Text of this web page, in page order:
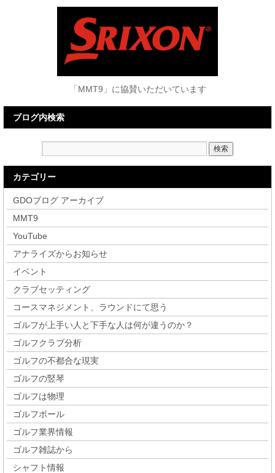
「MMT9」に協賛いただいています
ブログ内検索
カテゴリー
GDOブログ アーカイブ
MMT9
YouTube
アナライズからお知らせ
イベント
クラブセッティング
コースマネジメント、ラウンドにて思う
ゴルフが上手い人と下手な人は何が違うのか？
ゴルフクラブ分析
ゴルフの不都合な現実
ゴルフの竪琴
ゴルフは物理
ゴルフボール
ゴルフ業界情報
ゴルフ雑誌から
シャフト情報